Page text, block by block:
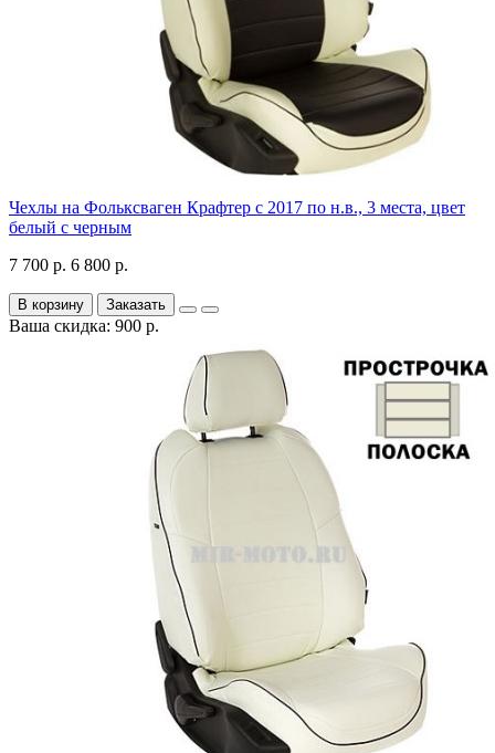
Чехлы на Фольксваген Крафтер с 2017 по н.в., 3 места, цвет
белый с черным
7 700 р. 6 800 р.
В корзину Заказать
Ваша скидка: 900 р.